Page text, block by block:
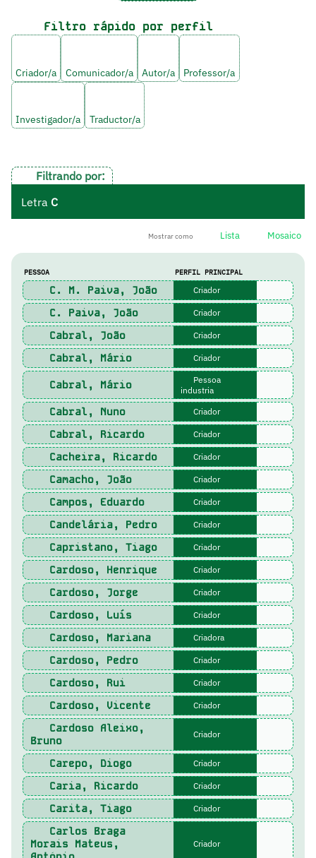
Filtro rápido por perfil
Criador/a Comunicador/a Autor/a Professor/a
Investigador/a Traductor/a
Filtrando por:
Letra C
Mostrar como Lista Mosaico
PESSOA PERFIL PRINCIPAL
C. M. Paiva, João Criador
C. Paiva, João Criador
Cabral, João Criador
Cabral, Mário Criador
Cabral, Mário
Pessoa
industria
Cabral, Nuno Criador
Cabral, Ricardo Criador
Cacheira, Ricardo Criador
Camacho, João Criador
Campos, Eduardo Criador
Candelária, Pedro Criador
Capristano, Tiago Criador
Cardoso, Henrique Criador
Cardoso, Jorge Criador
Cardoso, Luís Criador
Cardoso, Mariana Criadora
Cardoso, Pedro Criador
Cardoso, Rui Criador
Cardoso, Vicente Criador
Cardoso Aleixo,
Bruno
Criador
Carepo, Diogo Criador
Caria, Ricardo Criador
Carita, Tiago Criador
Carlos Braga
Morais Mateus,
Criador